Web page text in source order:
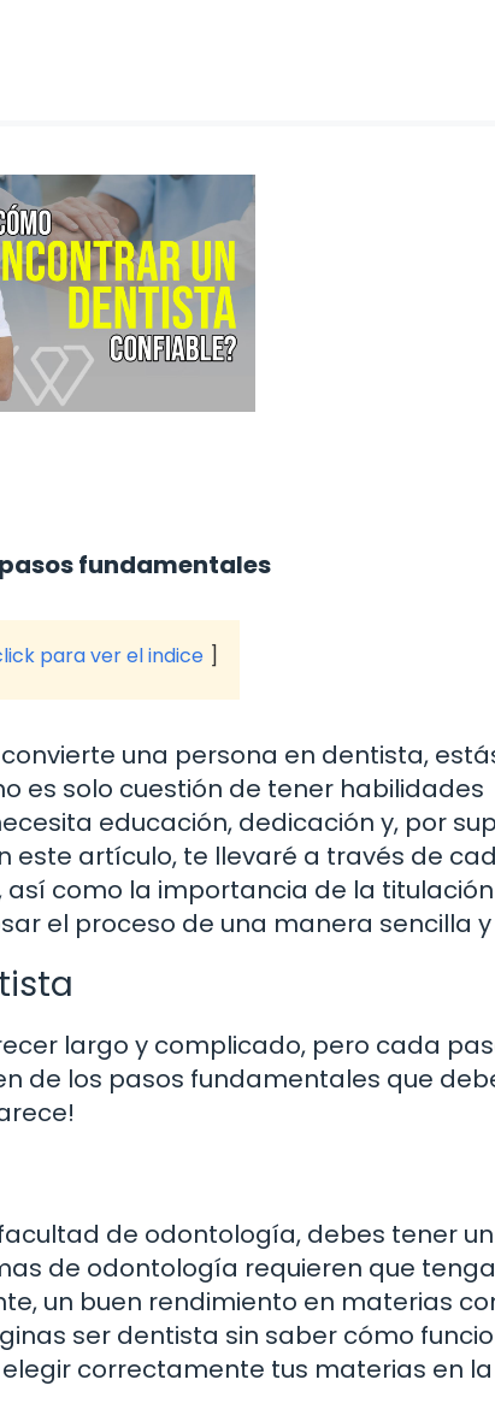
fundamentales
para ver el indice
una persona en dentista,
es solo cuestión de tener habilidades
educación, dedicación y, por
este artículo, te llevaré a través de
como la importancia de la
el proceso de una manera sencilla
largo y complicado, pero cada
de los pasos fundamentales que
de odontología, debes tener
de odontología requieren que
un buen rendimiento en materias
ser dentista sin saber cómo
correctamente tus materias en